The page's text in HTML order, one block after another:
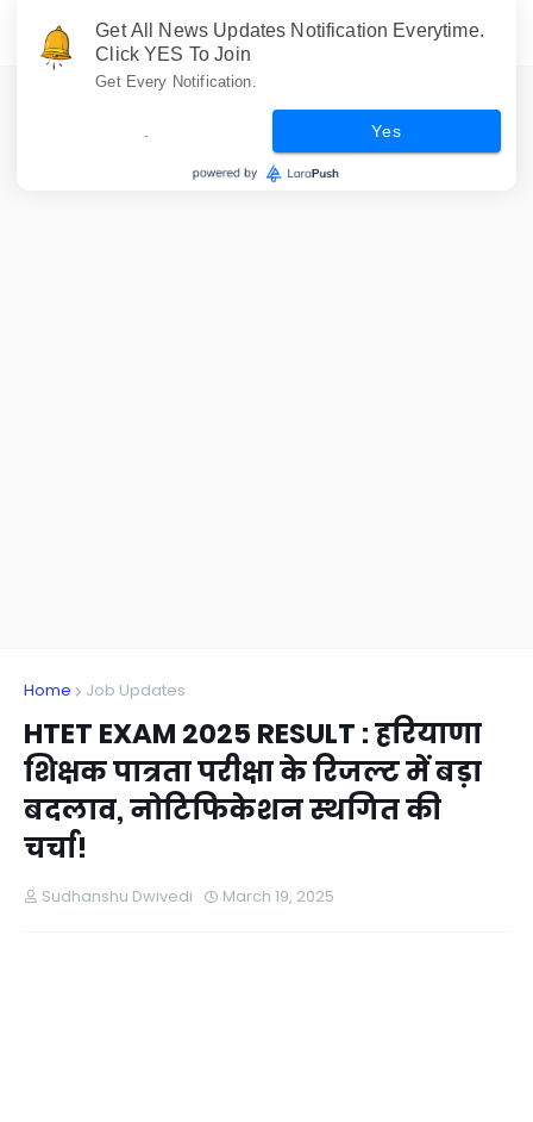
Home Job Updates
HTET EXAM 2025 RESULT : हरियाणा
शिक्षक पात्रता परीक्षा के रिजल्ट में बड़ा
बदलाव, नोटिफिकेशन स्थगित की
चर्चा!
Sudhanshu Dwivedi March 19, 2025
Get All News Updates Notification Everytime.
Click YES To Join
Get Every Notification.
Yes